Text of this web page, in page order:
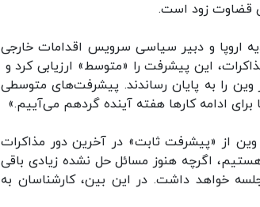
قضاوت زود است.
اروپا و دبیر سیاسی سرویس اقدامات خارجی
این پیشرفت را «متوسط» ارزیابی کرد و
را به پایان رساندند. پیشرفت‌های متوسطی
ادامه کارها هفته‌ آینده گردهم می‌آییم.»
وین از «پیشرفت ثابت» در آخرین دور مذاکرات
اگرچه هنوز مسائل حل نشده زیادی باقی
برجام دوباره در هفتم مه(۱۸ اردیبهشت) جلسه خواهد داشت. در این بین، کارشناسان به